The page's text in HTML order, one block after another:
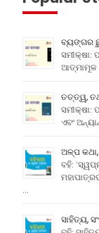
ବ୍ୟଙ୍ଗର
ସମୀକ୍ଷା:
ଆତ୍ମାମୂଳ
ତତ୍ତ୍ୱ,
ସମୀକ୍ଷା:
ଏବଂ
ଅଳ୍ପ
ବହି:
…
ସାହିତ୍ୟ,